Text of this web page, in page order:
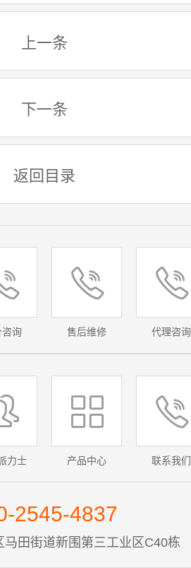
上一条
下一条
返回目录
询 售后维修 代理咨询
力士 产品中心 联系我们
2545-4837
马田街道新围第三工业区C40栋